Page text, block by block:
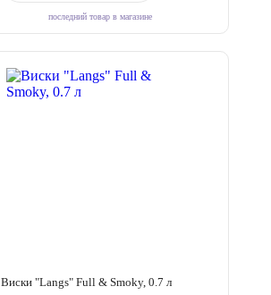
последний товар в магазине
Виски "Langs" Full & Smoky, 0.7 л